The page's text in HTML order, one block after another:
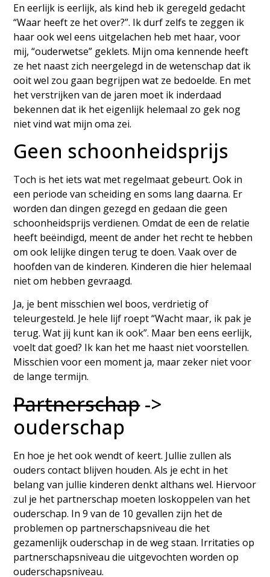
En eerlijk is eerlijk, als kind heb ik geregeld gedacht
“Waar heeft ze het over?”. Ik durf zelfs te zeggen ik
haar ook wel eens uitgelachen heb met haar, voor
mij, “ouderwetse” geklets. Mijn oma kennende heeft
ze het naast zich neergelegd in de wetenschap dat ik
ooit wel zou gaan begrijpen wat ze bedoelde. En met
het verstrijken van de jaren moet ik inderdaad
bekennen dat ik het eigenlijk helemaal zo gek nog
niet vind wat mijn oma zei.
Geen schoonheidsprijs
Toch is het iets wat met regelmaat gebeurt. Ook in
een periode van scheiding en soms lang daarna. Er
worden dan dingen gezegd en gedaan die geen
schoonheidsprijs verdienen. Omdat de een de relatie
heeft beëindigd, meent de ander het recht te hebben
om ook lelijke dingen terug te doen. Vaak over de
hoofden van de kinderen. Kinderen die hier helemaal
niet om hebben gevraagd.
Ja, je bent misschien wel boos, verdrietig of
teleurgesteld. Je hele lijf roept “Wacht maar, ik pak je
terug. Wat jij kunt kan ik ook”. Maar ben eens eerlijk,
voelt dat goed? Ik kan het me haast niet voorstellen.
Misschien voor een moment ja, maar zeker niet voor
de lange termijn.
Partnerschap->
ouderschap
En hoe je het ook wendt of keert. Jullie zullen als
ouders contact blijven houden. Als je echt in het
belang van jullie kinderen denkt althans wel. Hiervoor
zul je het partnerschap moeten loskoppelen van het
ouderschap. In 9 van de 10 gevallen zijn het de
problemen op partnerschapsniveau die het
gezamenlijk ouderschap in de weg staan. Irritaties op
partnerschapsniveau die uitgevochten worden op
ouderschapsniveau.